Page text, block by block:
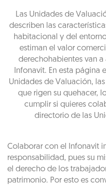
Las Unidades de
describen las
habitacional y del
estiman el valor
derechohabientes van
Infonavit. En esta página
Unidades de Valuación,
que rigen su quehacer,
cumplir si quieres
directorio de las
Colaborar con el Infonavit
responsabilidad, pues su
el derecho de los
patrimonio. Por esto es